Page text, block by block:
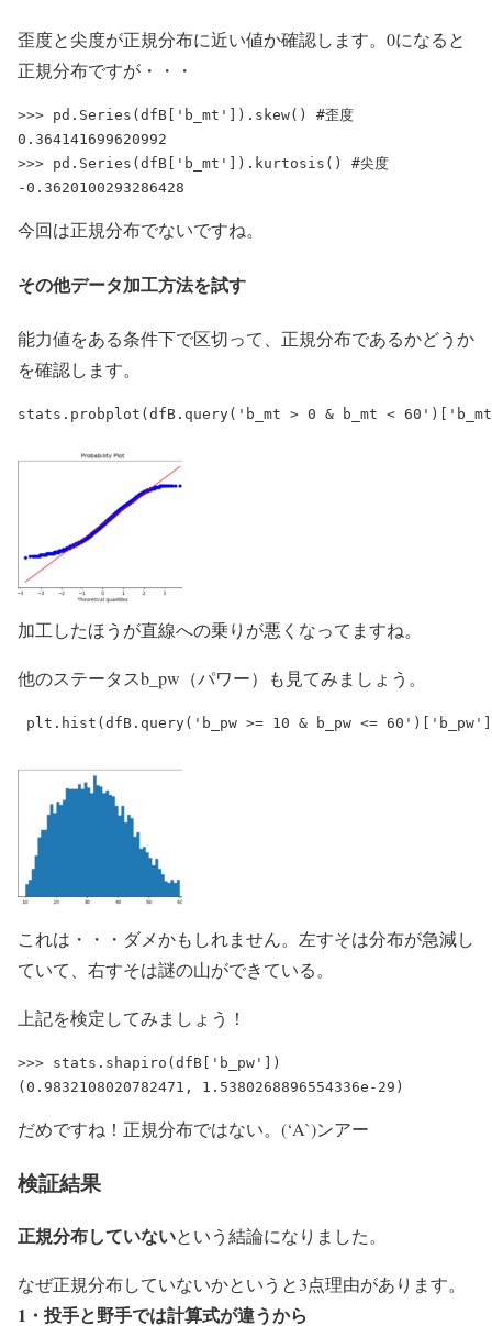
歪度と尖度が正規分布に近い値か確認します。0になると
正規分布ですが・・・
>>> pd.Series(dfB['b_mt']).skew() #歪度
0.364141699620992
>>> pd.Series(dfB['b_mt']).kurtosis() #尖度
今回は正規分布でないですね。
その他データ加工方法を試す
能力値をある条件下で区切って、正規分布であるかどうか
を確認します。
加工したほうが直線への乗りが悪くなってますね。
他のステータスb_pw（パワー）も見てみましょう。
これは・・・ダメかもしれません。左すそは分布が急減し
ていて、右すそは謎の山ができている。
上記を検定してみましょう！
>>> stats.shapiro(dfB['b_pw'])
だめですね！正規分布ではない。(‘A`)ンアー
検証結果
正規分布していないという結論になりました。
なぜ正規分布していないかというと3点理由があります。
1・投手と野手では計算式が違うから